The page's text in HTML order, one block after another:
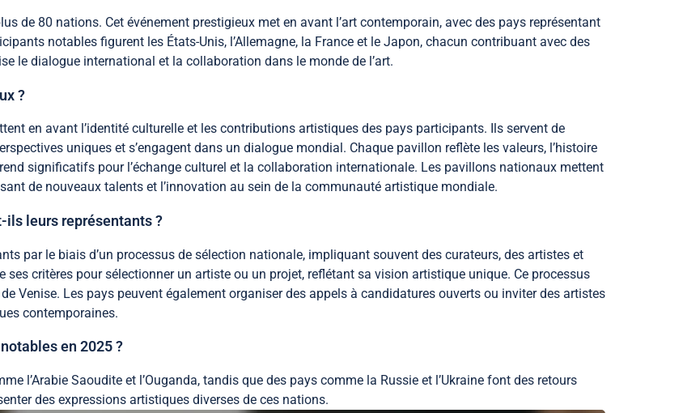
de 80 nations. Cet événement prestigieux met en avant l’art contemporain, avec des pays représentant
notables figurent les États-Unis, l’Allemagne, la France et le Japon, chacun contribuant avec des
le dialogue international et la collaboration dans le monde de l’art.
?
en avant l’identité culturelle et les contributions artistiques des pays participants. Ils servent de
uniques et s’engagent dans un dialogue mondial. Chaque pavillon reflète les valeurs, l’histoire
significatifs pour l’échange culturel et la collaboration internationale. Les pavillons nationaux mettent
de nouveaux talents et l’innovation au sein de la communauté artistique mondiale.
leurs représentants ?
par le biais d’un processus de sélection nationale, impliquant souvent des curateurs, des artistes et
critères pour sélectionner un artiste ou un projet, reflétant sa vision artistique unique. Ce processus
Venise. Les pays peuvent également organiser des appels à candidatures ouverts ou inviter des artistes
contemporaines.
en 2025 ?
l’Arabie Saoudite et l’Ouganda, tandis que des pays comme la Russie et l’Ukraine font des retours
des expressions artistiques diverses de ces nations.